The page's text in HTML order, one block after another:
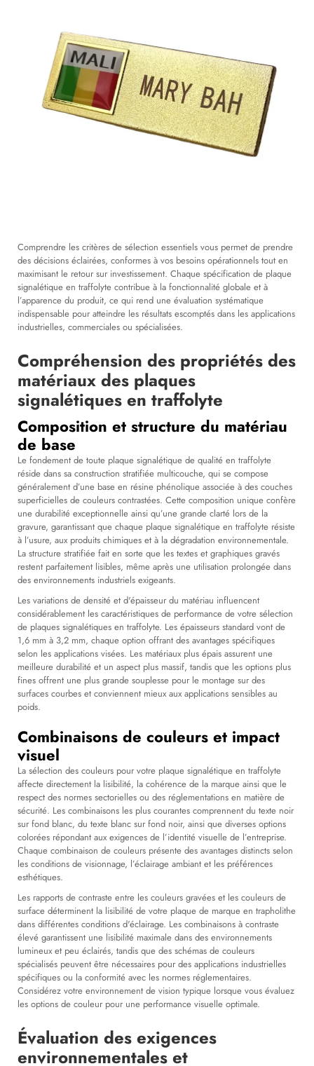
Comprendre les critères de sélection essentiels vous permet de prendre
des décisions éclairées, conformes à vos besoins opérationnels tout en
maximisant le retour sur investissement. Chaque spécification de plaque
signalétique en traffolyte contribue à la fonctionnalité globale et à
l’apparence du produit, ce qui rend une évaluation systématique
indispensable pour atteindre les résultats escomptés dans les applications
industrielles, commerciales ou spécialisées.
Compréhension des propriétés des
matériaux des plaques
signalétiques en traffolyte
Composition et structure du matériau
de base
Le fondement de toute plaque signalétique de qualité en traffolyte
réside dans sa construction stratifiée multicouche, qui se compose
généralement d’une base en résine phénolique associée à des couches
superficielles de couleurs contrastées. Cette composition unique confère
une durabilité exceptionnelle ainsi qu’une grande clarté lors de la
gravure, garantissant que chaque plaque signalétique en traffolyte résiste
à l’usure, aux produits chimiques et à la dégradation environnementale.
La structure stratifiée fait en sorte que les textes et graphiques gravés
restent parfaitement lisibles, même après une utilisation prolongée dans
des environnements industriels exigeants.
Les variations de densité et d'épaisseur du matériau influencent
considérablement les caractéristiques de performance de votre sélection
de plaques signalétiques en traffolyte. Les épaisseurs standard vont de
1,6 mm à 3,2 mm, chaque option offrant des avantages spécifiques
selon les applications visées. Les matériaux plus épais assurent une
meilleure durabilité et un aspect plus massif, tandis que les options plus
fines offrent une plus grande souplesse pour le montage sur des
surfaces courbes et conviennent mieux aux applications sensibles au
poids.
Combinaisons de couleurs et impact
visuel
La sélection des couleurs pour votre plaque signalétique en traffolyte
affecte directement la lisibilité, la cohérence de la marque ainsi que le
respect des normes sectorielles ou des réglementations en matière de
sécurité. Les combinaisons les plus courantes comprennent du texte noir
sur fond blanc, du texte blanc sur fond noir, ainsi que diverses options
colorées répondant aux exigences de l’identité visuelle de l’entreprise.
Chaque combinaison de couleurs présente des avantages distincts selon
les conditions de visionnage, l’éclairage ambiant et les préférences
esthétiques.
Les rapports de contraste entre les couleurs gravées et les couleurs de
surface déterminent la lisibilité de votre plaque de marque en trapholithe
dans différentes conditions d'éclairage. Les combinaisons à contraste
élevé garantissent une lisibilité maximale dans des environnements
lumineux et peu éclairés, tandis que des schémas de couleurs
spécialisés peuvent être nécessaires pour des applications industrielles
spécifiques ou la conformité avec les normes réglementaires.
Considérez votre environnement de vision typique lorsque vous évaluez
les options de couleur pour une performance visuelle optimale.
Évaluation des exigences
environnementales et